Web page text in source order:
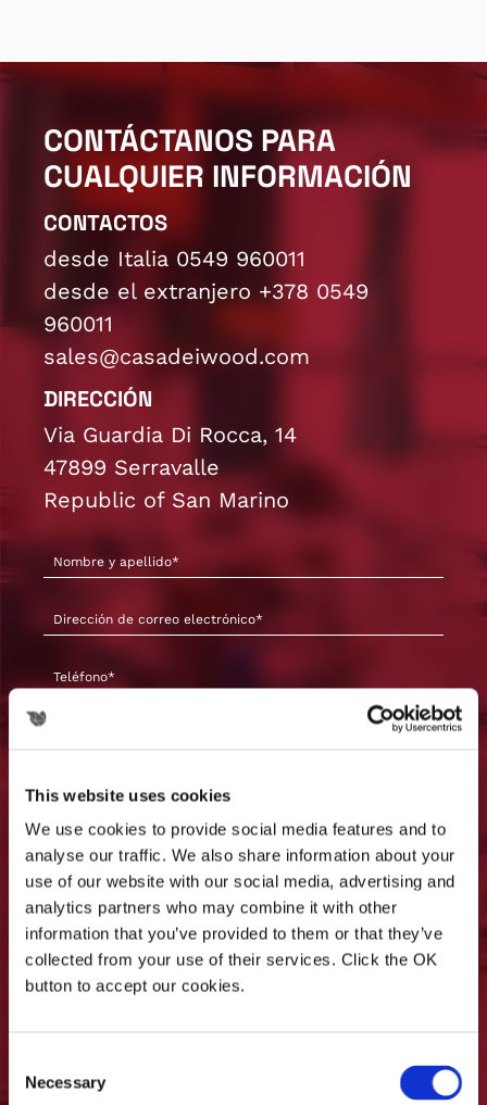
This website uses cookies
We use cookies to provide social media features and to
analyse our traffic. We also share information about your
use of our website with our social media, advertising and
analytics partners who may combine it with other
information that you’ve provided to them or that they’ve
collected from your use of their services. Click the OK
button to accept our cookies.
Selection
Necessary
CONTÁCTANOS PARA
CUALQUIER INFORMACIÓN
CONTACTOS
desde Italia 0549 960011
desde el extranjero +378 0549
960011
sales@casadeiwood.com
DIRECCIÓN
Via Guardia Di Rocca, 14
47899 Serravalle
Republic of San Marino
Sus datos personales serán procesados ​​de
conformidad con los principios establecidos
* Declaro que tengo una edad no inferior